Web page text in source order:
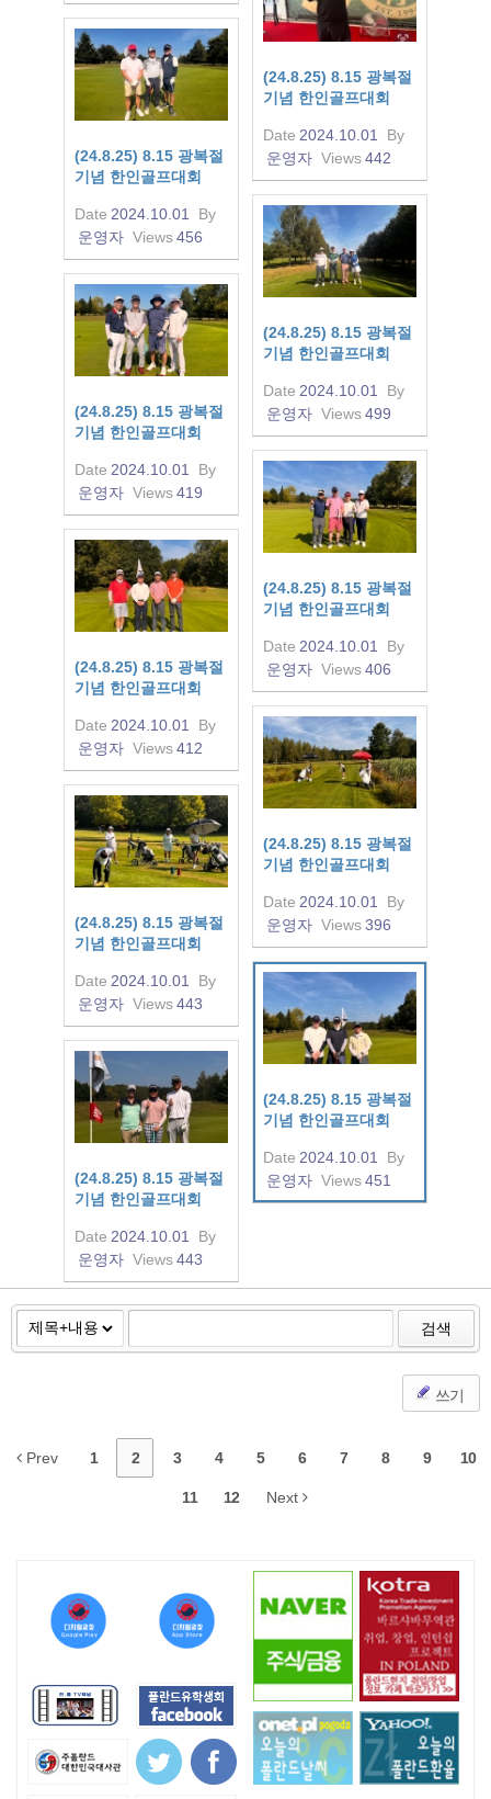
(24.8.25) 8.15 광복절
기념 한인골프대회
Date 2024.10.01
By
운영자 Views442
(24.8.25) 8.15 광복절
기념 한인골프대회
Date 2024.10.01
By
운영자 Views456
(24.8.25) 8.15 광복절
기념 한인골프대회
Date 2024.10.01
By
운영자 Views499
(24.8.25) 8.15 광복절
기념 한인골프대회
Date 2024.10.01
By
운영자 Views419
(24.8.25) 8.15 광복절
기념 한인골프대회
Date 2024.10.01
By
운영자 Views406
(24.8.25) 8.15 광복절
기념 한인골프대회
Date 2024.10.01
By
운영자 Views412
(24.8.25) 8.15 광복절
기념 한인골프대회
Date 2024.10.01
By
운영자 Views396
(24.8.25) 8.15 광복절
기념 한인골프대회
Date 2024.10.01
By
운영자 Views443
(24.8.25) 8.15 광복절
기념 한인골프대회
Date 2024.10.01
By
운영자 Views451
(24.8.25) 8.15 광복절
기념 한인골프대회
Date 2024.10.01
By
운영자 Views443
검색
쓰기
Prev 1 2 3 4 5 6 7 8 9 10
11 12 Next